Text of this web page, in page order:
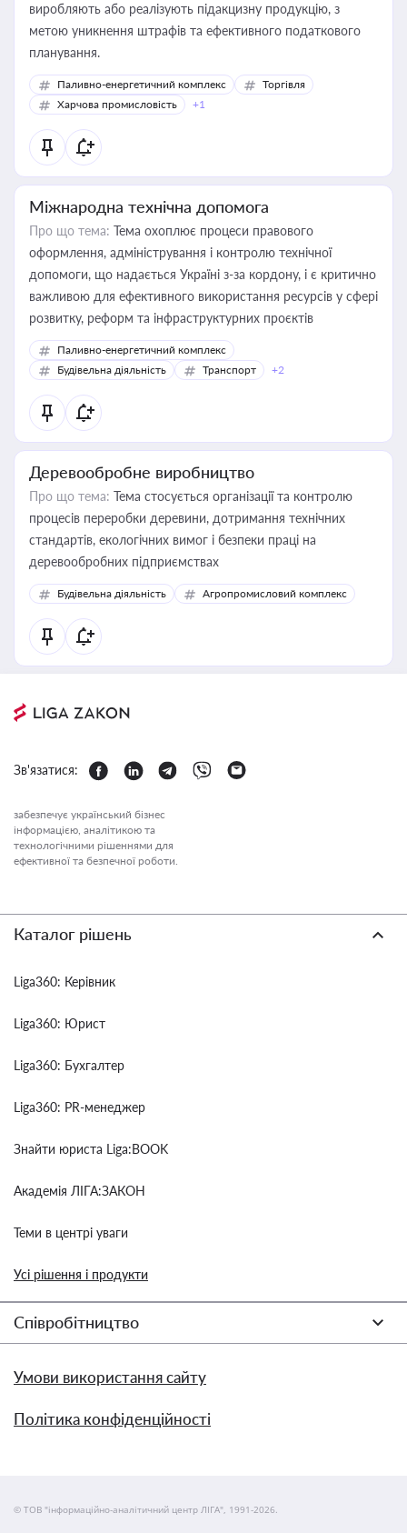
виробляють або реалізують підакцизну продукцію, з
метою уникнення штрафів та ефективного податкового
планування.
Паливно-енергетичний комплекс
Торгівля
Харчова промисловість
+1
Міжнародна технічна допомога
Про що тема: Тема охоплює процеси правового
оформлення, адміністрування і контролю технічної
допомоги, що надається Україні з-за кордону, і є критично
важливою для ефективного використання ресурсів у сфері
розвитку, реформ та інфраструктурних проєктів
Паливно-енергетичний комплекс
Будівельна діяльність
Транспорт +2
Деревообробне виробництво
Про що тема: Тема стосується організації та контролю
процесів переробки деревини, дотримання технічних
стандартів, екологічних вимог і безпеки праці на
деревообробних підприємствах
Будівельна діяльність Агропромисловий комплекс
Зв'язатися:
забезпечує український бізнес
інформацією, аналітикою та
технологічними рішеннями для
ефективної та безпечної роботи.
Каталог рішень
Liga360: Керівник
Liga360: Юрист
Liga360: Бухгалтер
Liga360: PR-менеджер
Знайти юриста Liga:BOOK
Академія ЛІГА:ЗАКОН
Теми в центрі уваги
Усі рішення і продукти
Співробітництво
Умови використання сайту
Політика конфіденційності
© ТОВ "інформаційно-аналітичний центр ЛІГА", 1991-2026.